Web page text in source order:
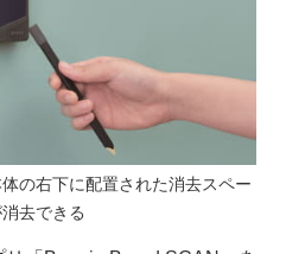
の右下に配置された消去スペー
去できる